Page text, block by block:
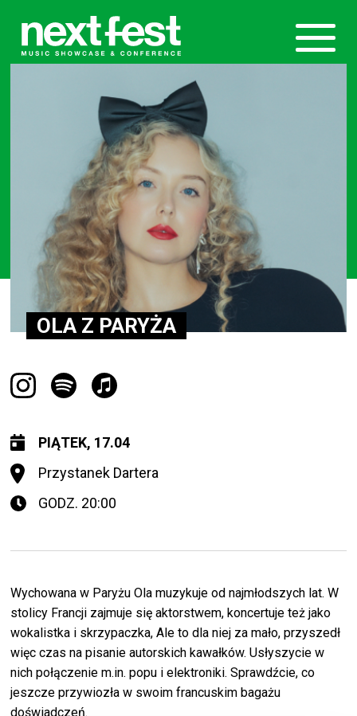
OLA Z PARYŻA
PIĄTEK, 17.04
Przystanek Dartera
GODZ. 20:00
Wychowana w Paryżu Ola muzykuje od najmłodszych lat. W
stolicy Francji zajmuje się aktorstwem, koncertuje też jako
wokalistka i skrzypaczka, Ale to dla niej za mało, przyszedł
więc czas na pisanie autorskich kawałków. Usłyszycie w
nich połączenie m.in. popu i elektroniki. Sprawdźcie, co
jeszcze przywiozła w swoim francuskim bagażu
doświadczeń.